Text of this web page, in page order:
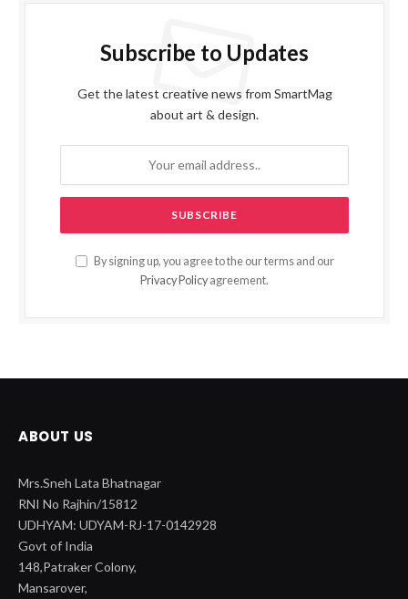
Subscribe to Updates
Get the latest creative news from SmartMag
about art & design.
By signing up, you agree to the our terms and our
Privacy Policy agreement.
ABOUT US
Mrs.Sneh Lata Bhatnagar
RNI No Rajhin/15812
UDHYAM: UDYAM-RJ-17-0142928
Govt of India
148,Patraker Colony,
Mansarover,